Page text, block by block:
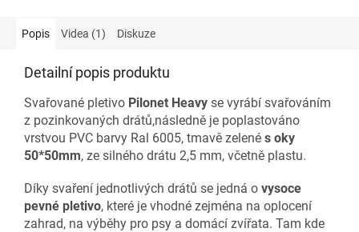
Popis Videa (1) Diskuze
Detailní popis produktu
Svařované pletivo Pilonet Heavy se vyrábí svařováním
z pozinkovaných drátů,následně je poplastováno
vrstvou PVC barvy Ral 6005, tmavě zelené s oky
50*50mm, ze silného drátu 2,5 mm, včetně plastu.
Díky svaření jednotlivých drátů se jedná o vysoce
pevné pletivo, které je vhodné zejména na oplocení
zahrad, na výběhy pro psy a domácí zvířata. Tam kde